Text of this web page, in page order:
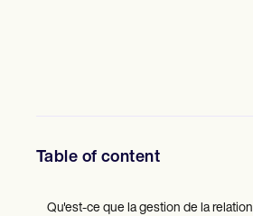
Resources
Comparaison
Table of content
Qu'est-ce que la gestion de la relation